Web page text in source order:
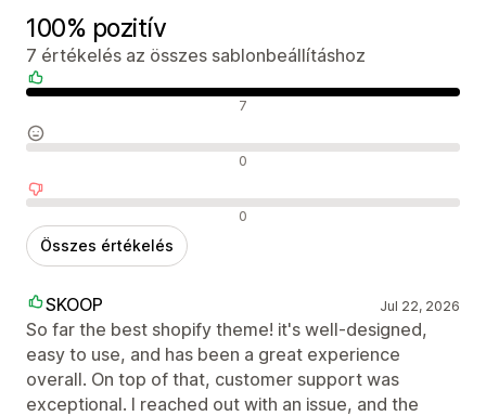
100% pozitív
7 értékelés az összes sablonbeállításhoz
Pozitív értékelések 7
Semleges értékelések 0
Negatív értékelések 0
Összes értékelés
SKOOP Jul 22, 2026
So far the best shopify theme! it's well-designed,
easy to use, and has been a great experience
overall. On top of that, customer support was
exceptional. I reached out with an issue, and the